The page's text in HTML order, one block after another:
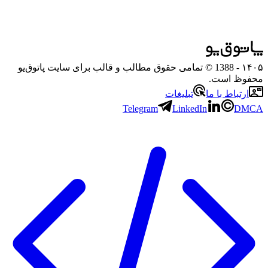
۱۴۰۵
- 1388 © تمامی حقوق مطالب و قالب برای سایت پاتوق‌یو
محفوظ است.
ارتباط با ما
تبلیغات
Telegram
LinkedIn DMCA